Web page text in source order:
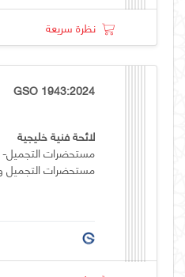
نظرة سريعة
GSO 1943:2024
لائحة فنية خليجية
مستحضرات
مستحضرات التجميل